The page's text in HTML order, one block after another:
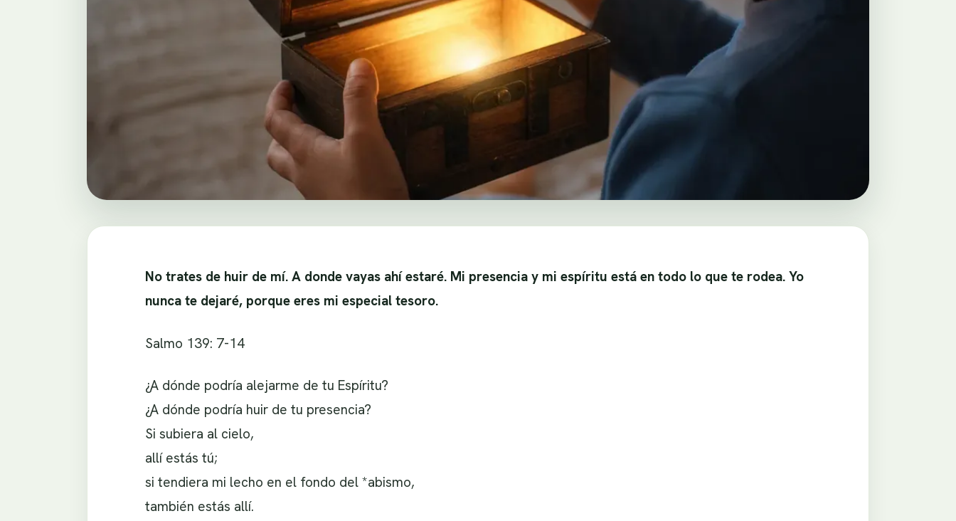
No trates de huir de mí. A donde vayas ahí estaré. Mi presencia y mi espíritu está en todo lo que te rodea. Yo
nunca te dejaré, porque eres mi especial tesoro.
Salmo 139: 7-14
¿A dónde podría alejarme de tu Espíritu?
¿A dónde podría huir de tu presencia?
Si subiera al cielo,
allí estás tú;
si tendiera mi lecho en el fondo del *abismo,
también estás allí.